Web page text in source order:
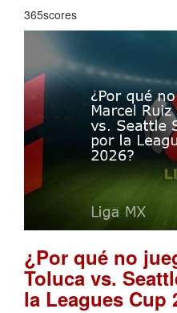
365scores
¿Por qué no
Toluca vs.
la Leagues Cup